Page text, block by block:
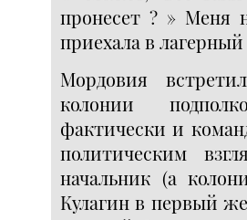
пронесет ? » Меня
приехала в
Мордовия
колонии
фактически и
политическим
начальник (а
Кулагин в первый